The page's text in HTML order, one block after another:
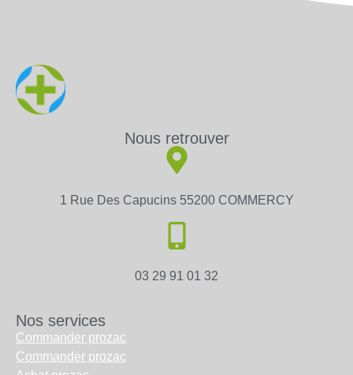
Nous retrouver
1 Rue Des Capucins 55200 COMMERCY
03 29 91 01 32
Nos services
Commander prozac
Commander prozac